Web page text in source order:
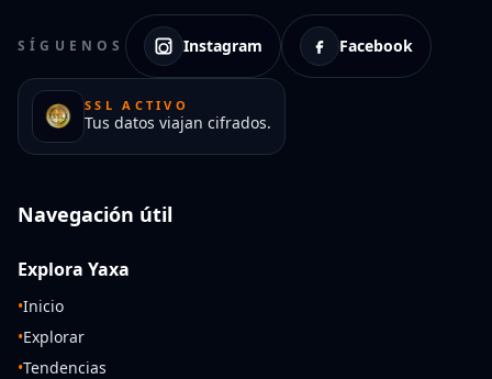
SÍGUENOS Instagram Facebook
SSL ACTIVO
Tus datos viajan cifrados.
Navegación útil
Explora Yaxa
•Inicio
•Explorar
•Tendencias